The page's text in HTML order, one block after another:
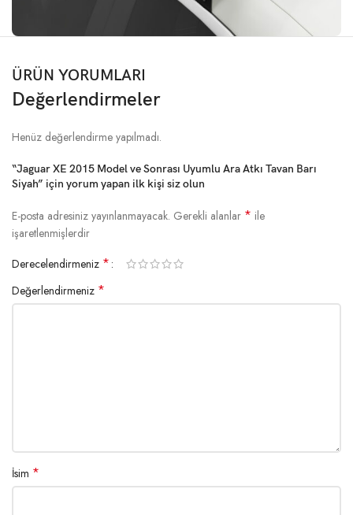
ÜRÜN YORUMLARI
Değerlendirmeler
Henüz değerlendirme yapılmadı.
“Jaguar XE 2015 Model ve Sonrası Uyumlu Ara Atkı Tavan Barı
Siyah” için yorum yapan ilk kişi siz olun
E-posta adresiniz yayınlanmayacak. Gerekli alanlar * ile
işaretlenmişlerdir
Derecelendirmeniz *
Değerlendirmeniz *
İsim *